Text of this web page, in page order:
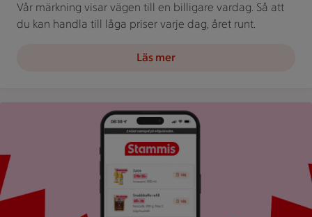
Vår märkning visar vägen till en billigare vardag. Så att
du kan handla till låga priser varje dag, året runt.
Läs mer
Bild på mobil som visar ICA appen